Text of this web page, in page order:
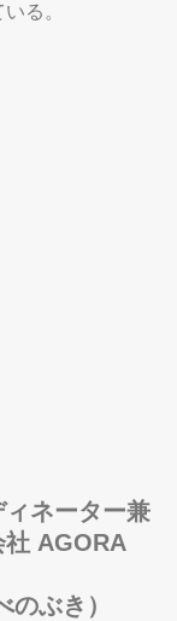
る。
ネーター兼
社 AGORA
ぶき）